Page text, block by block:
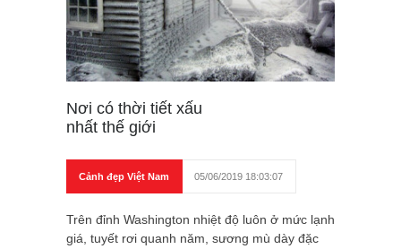
Nơi có thời tiết xấu
nhất thế giới
Cảnh đẹp Việt Nam 05/06/2019 18:03:07
Trên đỉnh Washington nhiệt độ luôn ở mức lạnh
giá, tuyết rơi quanh năm, sương mù dày đặc